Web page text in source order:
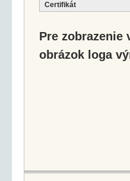
Certifikát
Pre
obrázok loga